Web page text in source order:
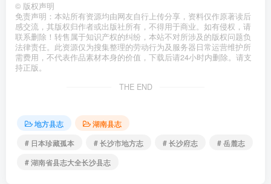
© 版权声明
免责声明：本站所有资源均由网友自行上传分享，资料仅作原著读后
感交流，其版权归作者或出版社所有，不得用于商业。如有侵权，请
联系删除！转售属于知识产权的纠纷，本站不对所涉及的版权问题负
法律责任。此资源仅为搜集整理的劳动行为及服务器日常运营维护所
需费用，不代表作品素材本身的价值，下载后请24小时内删除。请支
持正版。
THE END
地方县志
湖南县志
# 日本珍藏孤本
# 长沙市地方志 # 长沙府志
# 岳麓志
# 湖南省县志大全长沙县志